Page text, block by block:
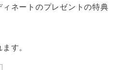
ネートのプレゼントの特典
す。